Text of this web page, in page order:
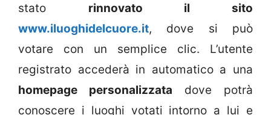
stato rinnovato il sito
www.iluoghidelcuore.it, dove si può
votare con un semplice clic. L’utente
registrato accederà in automatico a una
homepage personalizzata dove potrà
conoscere i luoghi votati intorno a lui e